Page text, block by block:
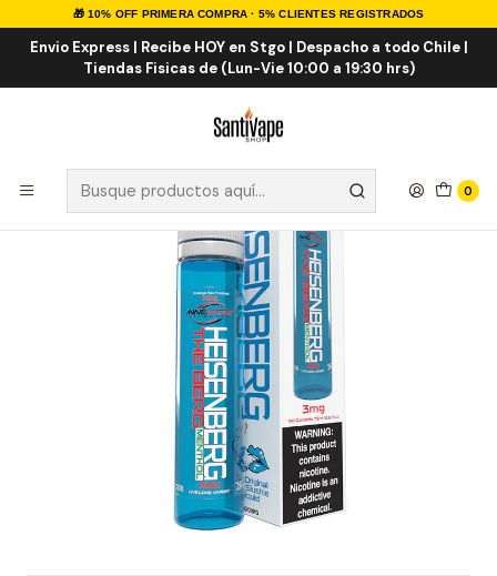
🎁 10% OFF PRIMERA COMPRA · 5% CLIENTES REGISTRADOS
Envio Express | Recibe HOY en Stgo | Despacho a todo Chile |
Tiendas Fisicas de (Lun-Vie 10:00 a 19:30 hrs)
0
Inicio E-LIQUID IMPORTADOS Eliquid Importados 60ml
Innevape Heisenberg The Berg Menthol 75ml